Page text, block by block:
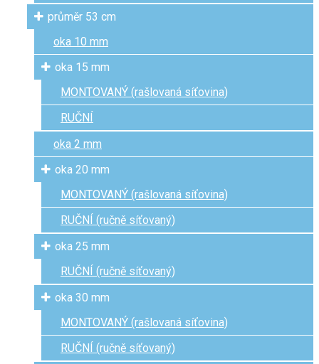
průměr 53 cm
oka 10 mm
oka 15 mm
MONTOVANÝ (rašlovaná síťovina)
RUČNÍ
oka 2 mm
oka 20 mm
MONTOVANÝ (rašlovaná síťovina)
RUČNÍ (ručně síťovaný)
oka 25 mm
RUČNÍ (ručně síťovaný)
oka 30 mm
MONTOVANÝ (rašlovaná síťovina)
RUČNÍ (ručně síťovaný)